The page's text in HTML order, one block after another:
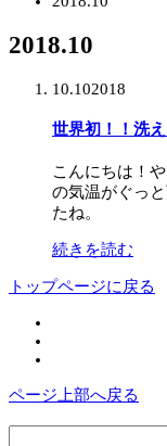
2018.10
10.102018
世界初！！洗
こんにちは！
の気温がぐっ
たね。
続きを読む
トップページに戻る
ページ上部へ戻る